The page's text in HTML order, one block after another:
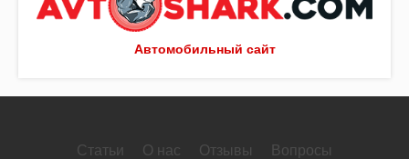
Автомобильный сайт
Статьи О нас Отзывы Вопросы